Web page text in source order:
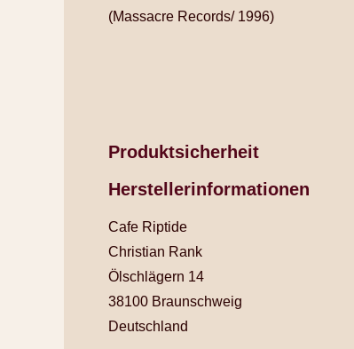
(Massacre Records/ 1996)
Produktsicherheit
Herstellerinformationen
Cafe Riptide
Christian Rank
Ölschlägern 14
38100 Braunschweig
Deutschland